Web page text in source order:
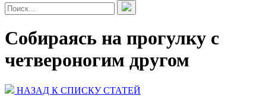
Собираясь на прогулку с
четвероногим другом
НАЗАД К СПИСКУ СТАТЕЙ